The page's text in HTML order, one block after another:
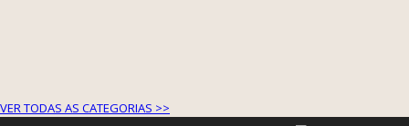
VER TODAS AS CATEGORIAS >>